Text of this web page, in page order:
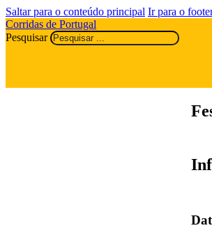
Saltar para o conteúdo principal Ir para o
Corridas de Portugal
Pesquisar